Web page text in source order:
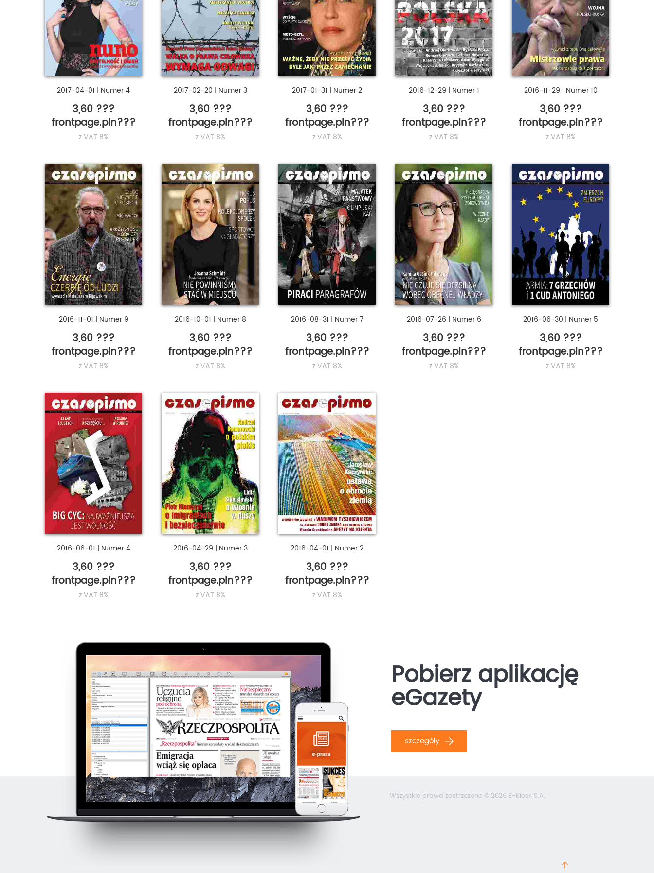
2017-04-01 | Numer 4
3,60 ???
frontpage.pln???
z VAT 8%
2017-02-20 | Numer 3
3,60 ???
frontpage.pln???
z VAT 8%
2017-01-31 | Numer 2
3,60 ???
frontpage.pln???
z VAT 8%
2016-12-29 | Numer 1
3,60 ???
frontpage.pln???
z VAT 8%
2016-11-29 | Numer 10
3,60 ???
frontpage.pln???
z VAT 8%
2016-11-01 | Numer 9
3,60 ???
frontpage.pln???
z VAT 8%
2016-10-01 | Numer 8
3,60 ???
frontpage.pln???
z VAT 8%
2016-08-31 | Numer 7
3,60 ???
frontpage.pln???
z VAT 8%
2016-07-26 | Numer 6
3,60 ???
frontpage.pln???
z VAT 8%
2016-06-30 | Numer 5
3,60 ???
frontpage.pln???
z VAT 8%
2016-06-01 | Numer 4
3,60 ???
frontpage.pln???
z VAT 8%
2016-04-29 | Numer 3
3,60 ???
frontpage.pln???
z VAT 8%
2016-04-01 | Numer 2
3,60 ???
frontpage.pln???
z VAT 8%
Pobierz aplikację
eGazety
szczegóły
Wszystkie prawa zastrzeżone © 2026 E-Kiosk S.A.